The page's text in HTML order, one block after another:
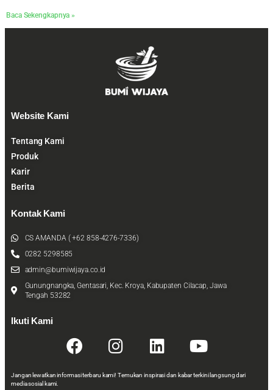
Baca Sekengkapnya »
Website Kami
Tentang Kami
Produk
Karir
Berita
Kontak Kami
CS AMANDA ( +62 858-4276-7336)
0282 5298585
admin@bumiwijaya.co.id
Gunungnangka, Gentasari, Kec. Kroya, Kabupaten Cilacap, Jawa
Tengah 53282
Ikuti Kami
Jangan lewatkan informasi terbaru kami! Temukan inspirasi dan kabar terkini langsung dari
media sosial kami.